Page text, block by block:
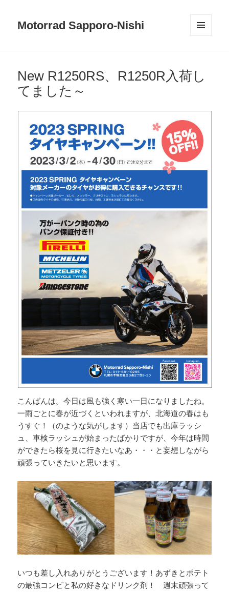
Motorrad Sapporo-Nishi
New R1250RS、R1250R入荷し
てました～
こんばんは。今日は風も強く寒い一日になりましたね。
一雨ごとに春が近づくといわれますが、北海道の春はも
うすぐ！（のような気がします）当店でも出庫ラッシ
ュ、車検ラッシュが始まったばかりですが、今年は時間
ができたら桜を見に行きたいなあ・・・と妄想しながら
頑張っていきたいと思います。
いつも差し入れありがとうございます！あずきとポテト
の最強コンビと私の好きなドリンク剤！ 週末頑張って